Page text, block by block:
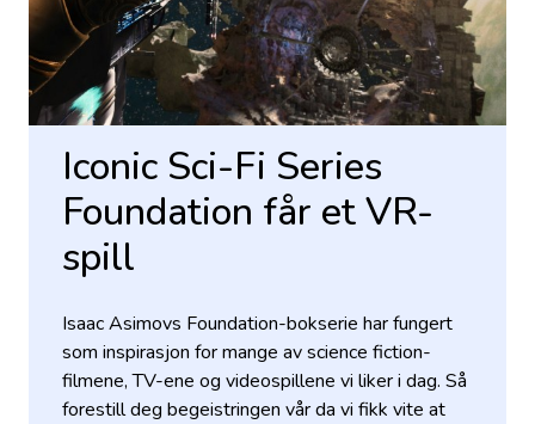
Iconic Sci-Fi Series
Foundation får et VR-
spill
Isaac Asimovs Foundation-bokserie har fungert
som inspirasjon for mange av science fiction-
filmene, TV-ene og videospillene vi liker i dag. Så
forestill deg begeistringen vår da vi fikk vite at